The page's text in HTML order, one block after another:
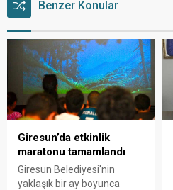
Benzer Konular
Giresun’da etkinlik
maratonu tamamlandı
Giresun Belediyesi'nin
yaklaşık bir ay boyunca